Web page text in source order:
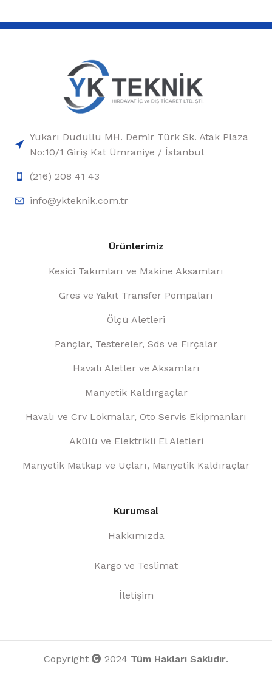
Yukarı Dudullu MH. Demir Türk Sk. Atak Plaza
No:10/1 Giriş Kat Ümraniye / İstanbul
(216) 208 41 43
info@ykteknik.com.tr
Ürünlerimiz
Kesici Takımları ve Makine Aksamları
Gres ve Yakıt Transfer Pompaları
Ölçü Aletleri
Pançlar, Testereler, Sds ve Fırçalar
Havalı Aletler ve Aksamları
Manyetik Kaldırgaçlar
Havalı ve Crv Lokmalar, Oto Servis Ekipmanları
Akülü ve Elektrikli El Aletleri
Manyetik Matkap ve Uçları, Manyetik Kaldıraçlar
Kurumsal
Hakkımızda
Kargo ve Teslimat
İletişim
Copyright 2024 Tüm Hakları Saklıdır.